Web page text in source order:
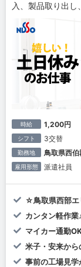
入、製品取り出し
時給 1,200円
シフト 3交替
勤務地 鳥取県西
雇用形態 派遣社員
☆鳥取県西部エ
カンタン軽作
マイカー通勤
米子・安来か
事前の工場見